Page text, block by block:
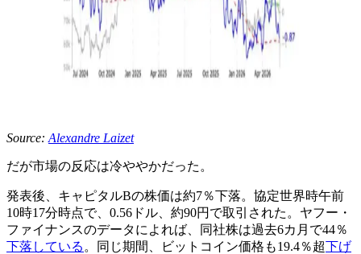
Source: Alexandre Laizet
だが市場の反応は冷ややかだった。
発表後、キャピタルBの株価は約7％下落。協定世界時午前
10時17分時点で、0.56ドル、約90円で取引された。ヤフー・
ファイナンスのデータによれば、同社株は過去6カ月で44％
下落している 。同じ期間、ビットコイン価格も19.4％超下げ